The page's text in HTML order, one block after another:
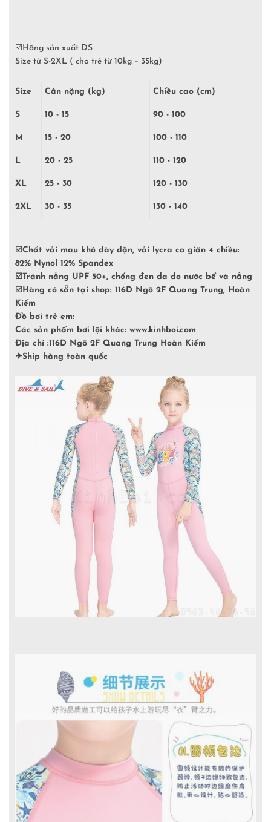
☑️Hãng sản xuất DS
Size từ S-2XL ( cho trẻ từ 10kg – 35kg)
Size Cân nặng (kg) Chiều cao (cm)
S 10 - 15 90 - 100
M 15 - 20 100 - 110
L 20 - 25 110 - 120
XL 25 - 30 120 - 130
2XL 30 - 35 130 - 140
☑️Chất vải mau khô dày dặn, vải lycra co giãn 4 chiều:
82% Nynol 12% Spandex
☑️Tránh nắng UPF 50+, chống đen da do nước bể và nắng
☑️Hàng có sẵn tại shop: 116D Ngõ 2F Quang Trung, Hoàn
Kiếm
Đồ bơi trẻ em:
Các sản phẩm bơi lội khác: www.kinhboi.com
Địa chỉ :116D Ngõ 2F Quang Trung Hoàn Kiếm
✈Ship hàng toàn quốc